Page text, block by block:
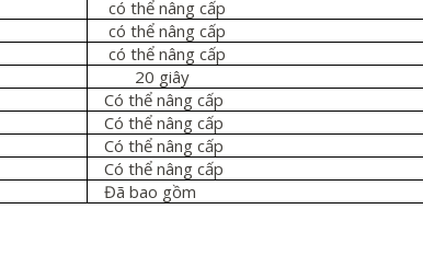
cóthể nâng cấp
cóthể nâng cấp
cóthể nâng cấp
20 giây
Có thể nâng cấp
Có thể nâng cấp
Có thể nâng cấp
Có thể nâng cấp
Đã bao gồm